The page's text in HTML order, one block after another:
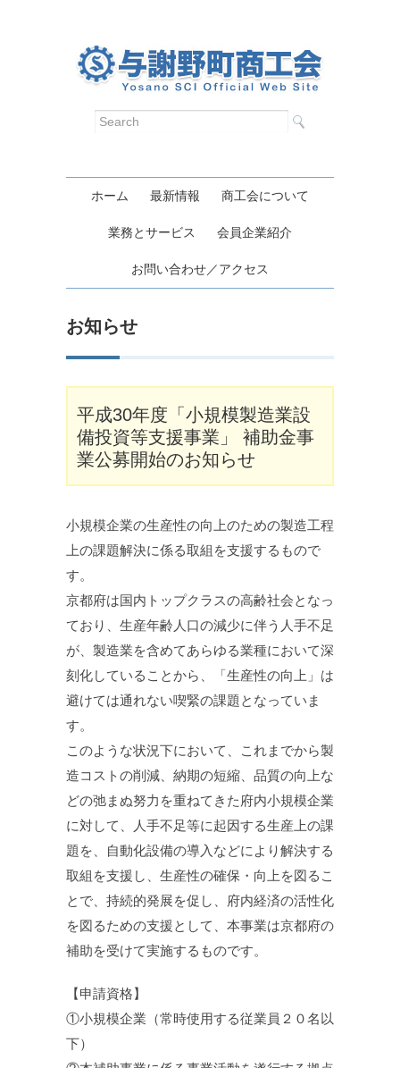
ホーム 最新情報 商工会について
業務とサービス 会員企業紹介
お問い合わせ／アクセス
お知らせ
平成30年度「小規模製造業設
備投資等支援事業」 補助金事
業公募開始のお知らせ
小規模企業の生産性の向上のための製造工程
上の課題解決に係る取組を支援するもので
す。
京都府は国内トップクラスの高齢社会となっ
ており、生産年齢人口の減少に伴う人手不足
が、製造業を含めてあらゆる業種において深
刻化していることから、「生産性の向上」は
避けては通れない喫緊の課題となっていま
す。
このような状況下において、これまでから製
造コストの削減、納期の短縮、品質の向上な
どの弛まぬ努力を重ねてきた府内小規模企業
に対して、人手不足等に起因する生産上の課
題を、自動化設備の導入などにより解決する
取組を支援し、生産性の確保・向上を図るこ
とで、持続的発展を促し、府内経済の活性化
を図るための支援として、本事業は京都府の
補助を受けて実施するものです。
【申請資格】
①小規模企業（常時使用する従業員２０名以
下）